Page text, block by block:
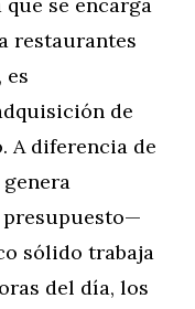
restaurantes
es
de
A diferencia de
sólido trabaja
del día, los